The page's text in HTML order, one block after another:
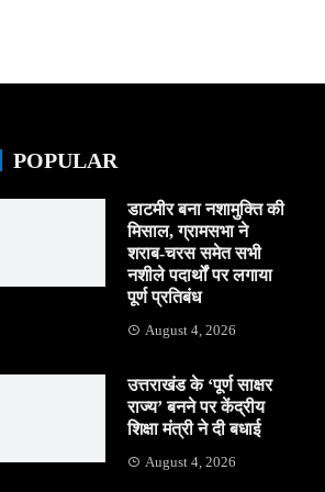
POPULAR
डाटमीर बना नशामुक्ति की
मिसाल, ग्रामसभा ने
शराब-चरस समेत सभी
नशीले पदार्थों पर लगाया
पूर्ण प्रतिबंध
August 4, 2026
उत्तराखंड के ‘पूर्ण साक्षर
राज्य’ बनने पर केंद्रीय
शिक्षा मंत्री ने दी बधाई
August 4, 2026